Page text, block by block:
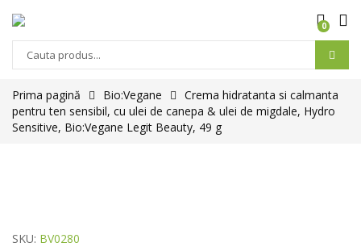
0
Prima pagină Bio:Vegane
Crema hidratanta si calmanta
pentru ten sensibil, cu ulei de canepa & ulei de migdale, Hydro
Sensitive, Bio:Vegane Legit Beauty, 49 g
SKU: BV0280